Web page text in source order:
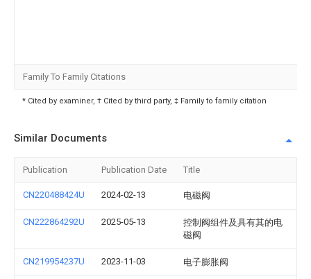
Family To Family Citations
* Cited by examiner, † Cited by third party, ‡ Family to family citation
Similar Documents
Publication Publication Date Title
CN220488424U 2024-02-13 电磁阀
CN222864292U 2025-05-13
控制阀组件及具有其的电
磁阀
CN219954237U 2023-11-03 电子膨胀阀